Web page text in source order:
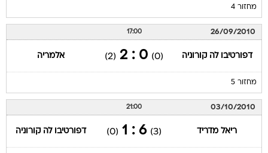
מחזור 4
26/09/2010
17:00
דפורטיבו לה קורוניה (0)
0 : 2
(2) אלמריה
מחזור 5
03/10/2010
21:00
ריאל מדריד (3)
6 : 1
(0) דפורטיבו לה קורוניה